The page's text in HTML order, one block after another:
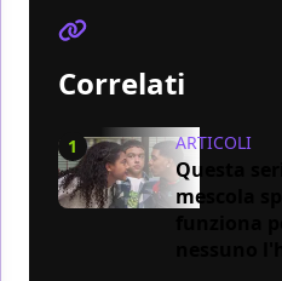
Correlati
1 ARTICOLI
Questa
mescola